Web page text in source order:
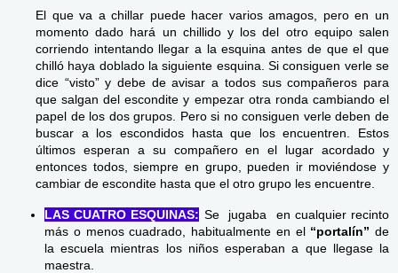
El que va a chillar puede hacer varios amagos, pero en un
momento dado hará un chillido y los del otro equipo salen
corriendo intentando llegar a la esquina antes de que el que
chilló haya doblado la siguiente esquina. Si consiguen verle se
dice “visto” y debe de avisar a todos sus compañeros para
que salgan del escondite y empezar otra ronda cambiando el
papel de los dos grupos. Pero si no consiguen verle deben de
buscar a los escondidos hasta que los encuentren. Estos
últimos esperan a su compañero en el lugar acordado y
entonces todos, siempre en grupo, pueden ir moviéndose y
cambiar de escondite hasta que el otro grupo les encuentre.
LAS CUATRO ESQUINAS: Se jugaba en cualquier recinto
más o menos cuadrado, habitualmente en el “portalín” de
la escuela mientras los niños esperaban a que llegase la
maestra.